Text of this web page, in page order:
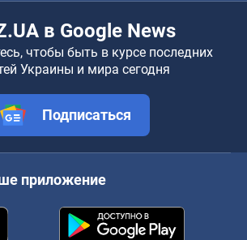
в Google News
чтобы быть в курсе последних
Украины и мира сегодня
Подписаться
приложение